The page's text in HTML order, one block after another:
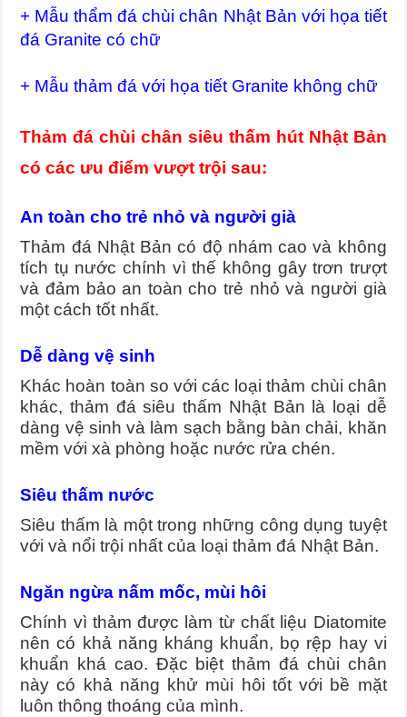
+ Mẫu thẩm đá chùi chân Nhật Bản với họa tiết
đá Granite có chữ
+ Mẫu thảm đá với họa tiết Granite không chữ
Thảm đá chùi chân siêu thấm hút Nhật Bản
có các ưu điểm vượt trội sau:
An toàn cho trẻ nhỏ và người già
Thảm đá Nhật Bản có độ nhám cao và không
tích tụ nước chính vì thế không gây trơn trượt
và đảm bảo an toàn cho trẻ nhỏ và người già
một cách tốt nhất.
Dễ dàng vệ sinh
Khác hoàn toàn so với các loại thảm chùi chân
khác, thảm đá siêu thấm Nhật Bản là loại dễ
dàng vệ sinh và làm sạch bằng bàn chải, khăn
mềm với xà phòng hoặc nước rửa chén.
Siêu thấm nước
Siêu thấm là một trong những công dụng tuyệt
với và nổi trội nhất của loại thảm đá Nhật Bản.
Ngăn ngừa nấm mốc, mùi hôi
Chính vì thảm được làm từ chất liệu Diatomite
nên có khả năng kháng khuẩn, bọ rệp hay vi
khuẩn khá cao. Đặc biệt thảm đá chùi chân
này có khả năng khử mùi hôi tốt với bề mặt
luôn thông thoáng của mình.